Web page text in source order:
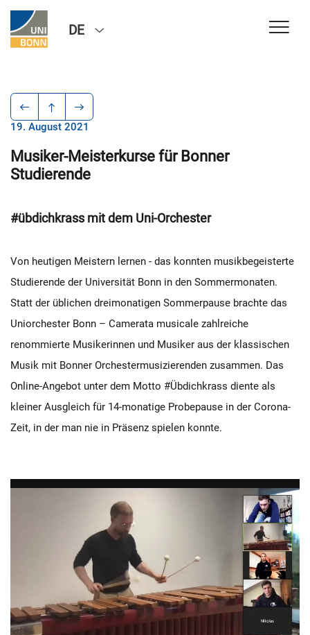
DE
19. August 2021
Musiker-Meisterkurse für Bonner
Studierende
#übdichkrass mit dem Uni-Orchester
Von heutigen Meistern lernen - das konnten musikbegeisterte
Studierende der Universität Bonn in den Sommermonaten.
Statt der üblichen dreimonatigen Sommerpause brachte das
Uniorchester Bonn – Camerata musicale zahlreiche
renommierte Musikerinnen und Musiker aus der klassischen
Musik mit Bonner Orchestermusizierenden zusammen. Das
Online-Angebot unter dem Motto #Übdichkrass diente als
kleiner Ausgleich für 14-monatige Probepause in der Corona-
Zeit, in der man nie in Präsenz spielen konnte.